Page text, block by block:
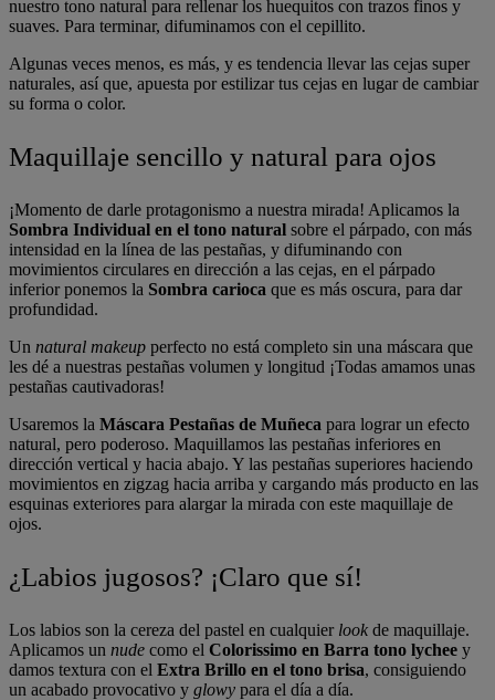
nuestro tono natural para rellenar los huequitos con trazos finos y
suaves. Para terminar, difuminamos con el cepillito.
Algunas veces menos, es más, y es tendencia llevar las cejas super
naturales, así que, apuesta por estilizar tus cejas en lugar de cambiar
su forma o color.
Maquillaje sencillo y natural para ojos
¡Momento de darle protagonismo a nuestra mirada! Aplicamos la
Sombra Individual en el tono natural sobre el párpado, con más
intensidad en la línea de las pestañas, y difuminando con
movimientos circulares en dirección a las cejas, en el párpado
inferior ponemos la Sombra carioca que es más oscura, para dar
profundidad.
Un natural makeup perfecto no está completo sin una máscara que
les dé a nuestras pestañas volumen y longitud ¡Todas amamos unas
pestañas cautivadoras!
Usaremos la Máscara Pestañas de Muñeca para lograr un efecto
natural, pero poderoso. Maquillamos las pestañas inferiores en
dirección vertical y hacia abajo. Y las pestañas superiores haciendo
movimientos en zigzag hacia arriba y cargando más producto en las
esquinas exteriores para alargar la mirada con este maquillaje de
ojos.
¿Labios jugosos? ¡Claro que sí!
Los labios son la cereza del pastel en cualquier look de maquillaje.
Aplicamos un nude como el Colorissimo en Barra tono lychee y
damos textura con el Extra Brillo en el tono brisa, consiguiendo
un acabado provocativo y glowy para el día a día.